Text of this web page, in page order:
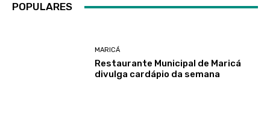
POPULARES
MARICÁ
Restaurante Municipal de Maricá
divulga cardápio da semana